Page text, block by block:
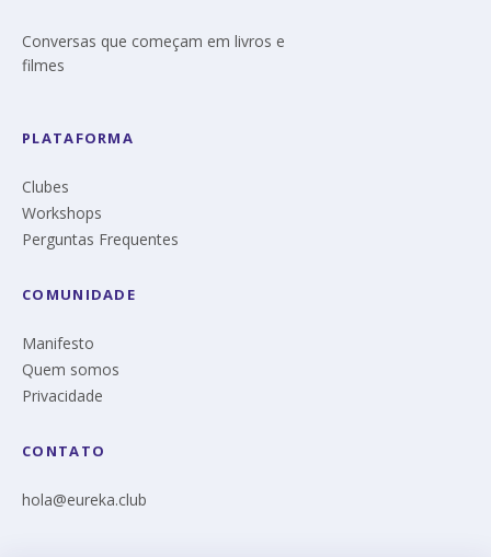
Conversas que começam em livros e
filmes
PLATAFORMA
Clubes
Workshops
Perguntas Frequentes
COMUNIDADE
Manifesto
Quem somos
Privacidade
CONTATO
hola@eureka.club